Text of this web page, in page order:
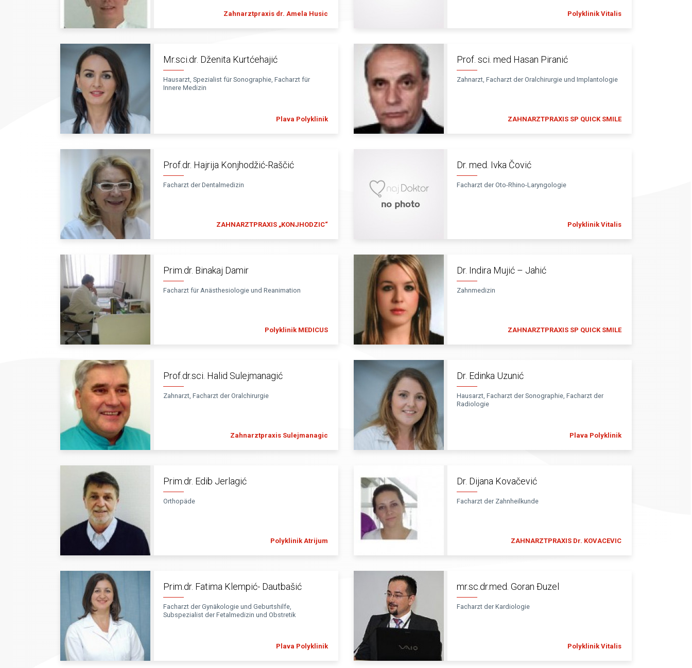
Zahnarztpraxis dr. Amela Husic Polyklinik Vitalis
Mr.sci.dr. Dženita Kurtćehajić
Hausarzt, Spezialist für Sonographie, Facharzt für
Innere Medizin
Plava Polyklinik
Prof. sci. med Hasan Piranić
Zahnarzt, Facharzt der Oralchirurgie und Implantologie
ZAHNARZTPRAXIS SP QUICK SMILE
Prof.dr. Hajrija Konjhodžić-Raščić
Facharzt der Dentalmedizin
ZAHNARZTPRAXIS „KONJHODZIC“
Dr. med. Ivka Čović
Facharzt der Oto-Rhino-Laryngologie
Polyklinik Vitalis
Prim.dr. Binakaj Damir
Facharzt für Anästhesiologie und Reanimation
Polyklinik MEDICUS
Dr. Indira Mujić – Jahić
Zahnmedizin
ZAHNARZTPRAXIS SP QUICK SMILE
Prof.dr.sci. Halid Sulejmanagić
Zahnarzt, Facharzt der Oralchirurgie
Zahnarztpraxis Sulejmanagic
Dr. Edinka Uzunić
Hausarzt, Facharzt der Sonographie, Facharzt der
Radiologie
Plava Polyklinik
Prim.dr. Edib Jerlagić
Orthopäde
Polyklinik Atrijum
Dr. Dijana Kovačević
Facharzt der Zahnheilkunde
ZAHNARZTPRAXIS Dr. KOVACEVIC
Prim.dr. Fatima Klempić- Dautbašić
Facharzt der Gynäkologie und Geburtshilfe,
Subspezialist der Fetalmedizin und Obstretik
Plava Polyklinik
mr.sc.dr.med. Goran Đuzel
Facharzt der Kardiologie
Polyklinik Vitalis